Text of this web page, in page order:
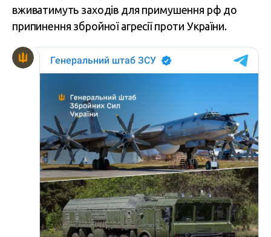
вживатимуть заходів для примушення рф до
припинення збройної агресії проти України.